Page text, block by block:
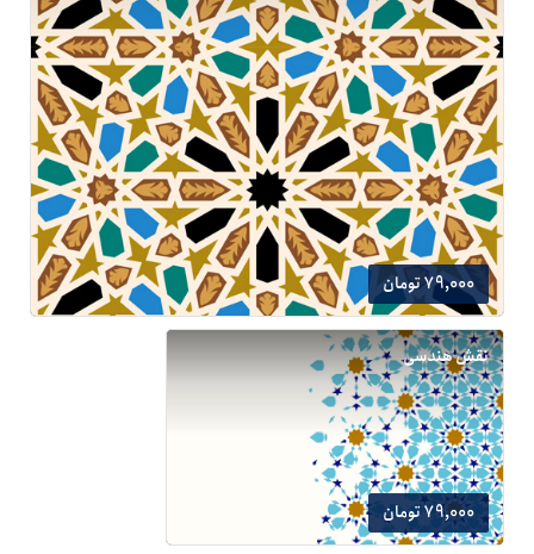
79,000 تومان
نقش هندسی
79,000 تومان